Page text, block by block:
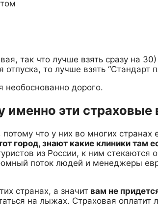
так что лучше взять сразу на 30)
то лучше взять “Стандарт
дорого.
именно эти
что у них во многих
город, знают какие клиники там
из России, к ним стекаются
поток людей и менеджеры
странах, а значит вам не
на лыжах. Страховая оплатит